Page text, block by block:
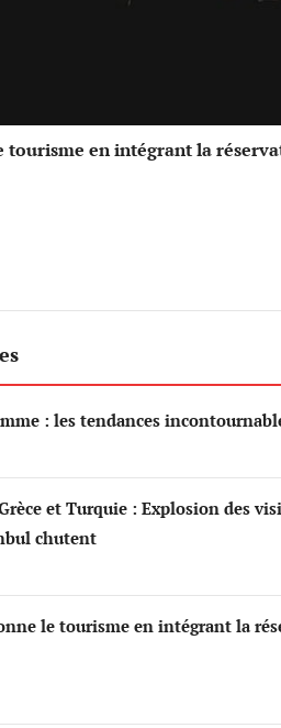
en intégrant la
: les tendances
et Turquie : Explosion des
chutent
le tourisme en intégrant la